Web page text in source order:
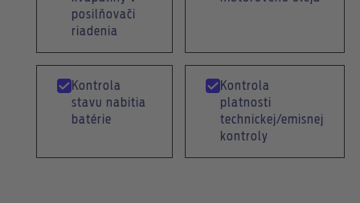
posilňovači
riadenia
Kontrola
stavu nabitia
batérie
Kontrola
platnosti
technickej/emisnej
kontroly